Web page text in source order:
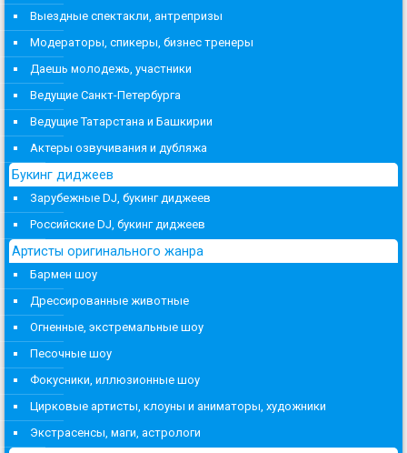
Выездные спектакли, антрепризы
Модераторы, спикеры, бизнес тренеры
Даешь молодежь, участники
Ведущие Санкт-Петербурга
Ведущие Татарстана и Башкирии
Актеры озвучивания и дубляжа
Букинг диджеев
Зарубежные DJ, букинг диджеев
Российские DJ, букинг диджеев
Артисты оригинального жанра
Бармен шоу
Дрессированные животные
Огненные, экстремальные шоу
Песочные шоу
Фокусники, иллюзионные шоу
Цирковые артисты, клоуны и аниматоры, художники
Экстрасенсы, маги, астрологи